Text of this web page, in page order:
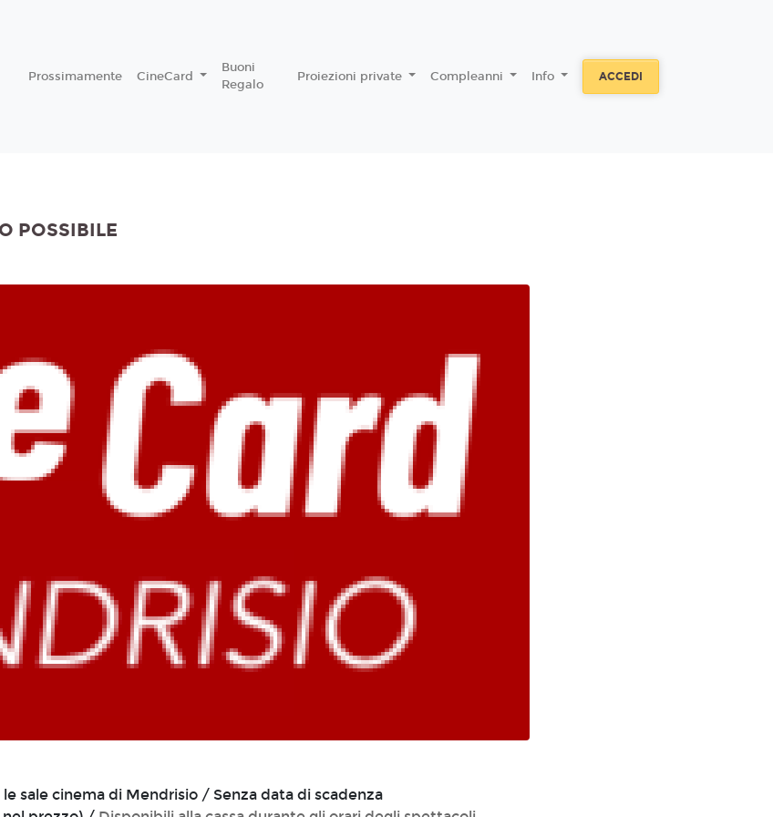
Prossimamente CineCard
Buoni
Regalo
Proiezioni private Compleanni Info ACCEDI
POSSIBILE
sale cinema di Mendrisio / Senza data di scadenza